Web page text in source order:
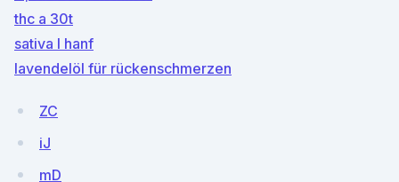
thc a 30t
sativa l hanf
lavendelöl für rückenschmerzen
ZC
iJ
mD